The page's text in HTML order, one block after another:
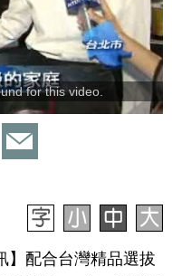
for this video.
】配合台灣精品選拔